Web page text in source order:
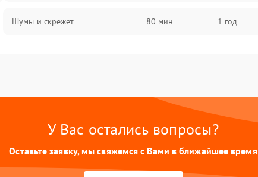
Шумы и скрежет 80 мин 1 год
У Вас остались вопросы?
Оставьте заявку, мы свяжемся с Вами в ближайшее время